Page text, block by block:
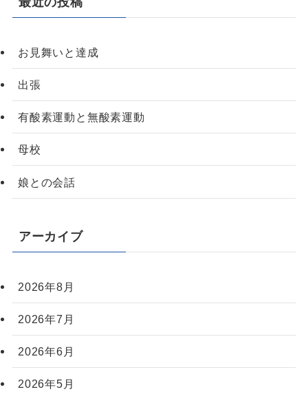
お見舞いと達成
出張
有酸素運動と無酸素運動
母校
娘との会話
アーカイブ
2026年8月
2026年7月
2026年6月
2026年5月